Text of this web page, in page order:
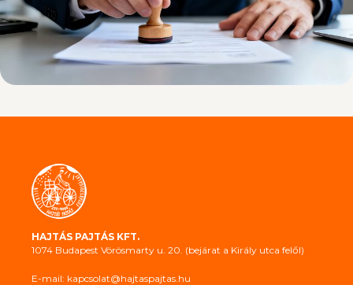
HAJTÁS PAJTÁS KFT.
1074 Budapest Vörösmarty u. 20. (bejárat a Király utca felől)
E-mail: kapcsolat@hajtaspajtas.hu